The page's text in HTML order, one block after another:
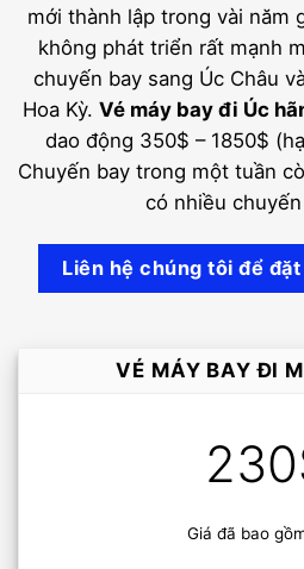
mới thành lập trong vài năm
không phát triển rất mạnh
chuyến bay sang Úc Châu
Hoa Kỳ. Vé máy bay đi Úc
dao động 350$ – 1850$
Chuyến bay trong một tuần
có nhiều
Liên hệ chúng tôi để
VÉ MÁY BAY ĐI
Giá đã bao